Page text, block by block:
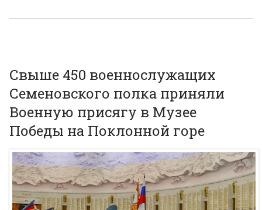
Свыше 450 военнослужащих
Семеновского полка приняли
Военную присягу в Музее
Победы на Поклонной горе